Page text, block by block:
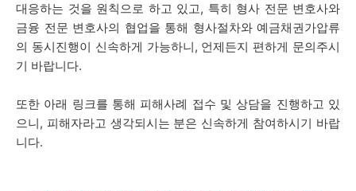
대응하는 것을 원칙으로 하고 있고, 특히 형사 전문 변호사와
금융 전문 변호사의 협업을 통해 형사절차와 예금채권가압류
의 동시진행이 신속하게 가능하니, 언제든지 편하게 문의주시
기 바랍니다.
또한 아래 링크를 통해 피해사례 접수 및 상담을 진행하고 있
으니, 피해자라고 생각되시는 분은 신속하게 참여하시기 바랍
니다.